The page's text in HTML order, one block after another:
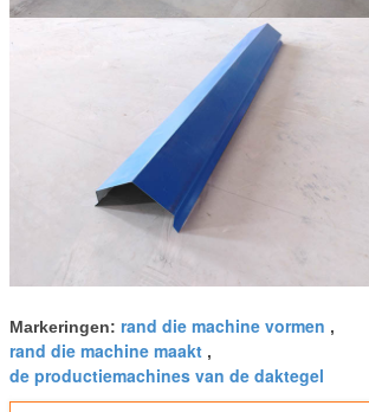
Markeringen: rand die machine vormen ,
rand die machine maakt ,
de productiemachines van de daktegel